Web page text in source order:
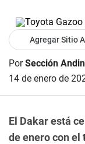
Agregar Sitio
PorSección
14 de enero de
El Dakar está
de enero con el